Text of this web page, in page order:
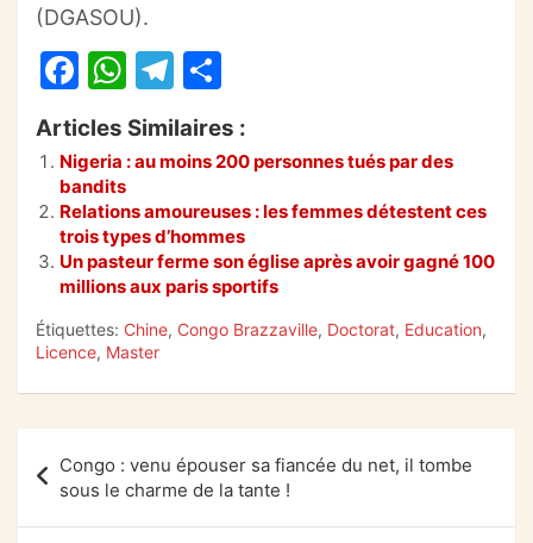
(DGASOU).
F
a
c
e
b
o
o
k
W
h
at
A
p
p
T
el
e
gr
a
m
ta
g
er
Articles Similaires :
Nigeria : au moins 200 personnes tués par des
bandits
Relations amoureuses : les femmes détestent ces
trois types d’hommes
Un pasteur ferme son église après avoir gagné 100
millions aux paris sportifs
Étiquettes: Chine, Congo Brazzaville, Doctorat, Education,
Licence, Master
de
l’article
Congo : venu épouser sa fiancée du net, il tombe
sous le charme de la tante !